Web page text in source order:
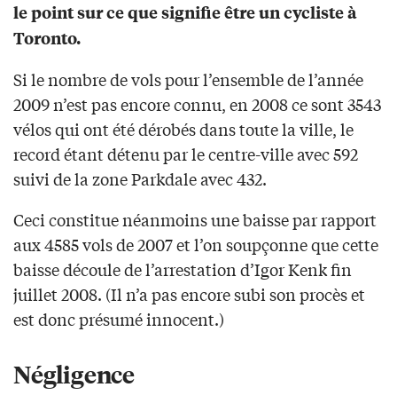
le point sur ce que signifie être un cycliste à
Toronto.
Si le nombre de vols pour l’ensemble de l’année
2009 n’est pas encore connu, en 2008 ce sont 3543
vélos qui ont été dérobés dans toute la ville, le
record étant détenu par le centre-ville avec 592
suivi de la zone Parkdale avec 432.
Ceci constitue néanmoins une baisse par rapport
aux 4585 vols de 2007 et l’on soupçonne que cette
baisse découle de l’arrestation d’Igor Kenk fin
juillet 2008. (Il n’a pas encore subi son procès et
est donc présumé innocent.)
Négligence